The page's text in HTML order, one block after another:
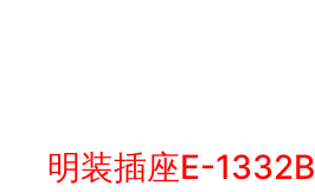
明装插座E-1332B